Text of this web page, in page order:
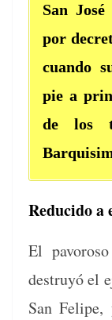
San
por
cuan­do
pie a
de los
Reducido a
El
destruyó el
San Felipe,